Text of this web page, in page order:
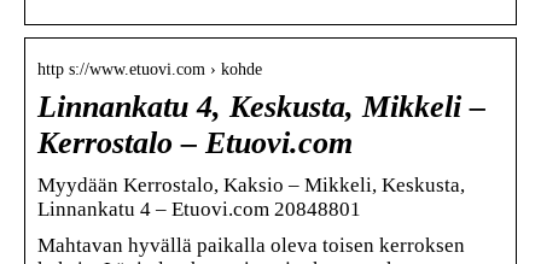
http s://www.etuovi.com › kohde
Linnankatu 4, Keskusta, Mikkeli –
Kerrostalo – Etuovi.com
Myydään Kerrostalo, Kaksio – Mikkeli, Keskusta,
Linnankatu 4 – Etuovi.com 20848801
Mahtavan hyvällä paikalla oleva toisen kerroksen